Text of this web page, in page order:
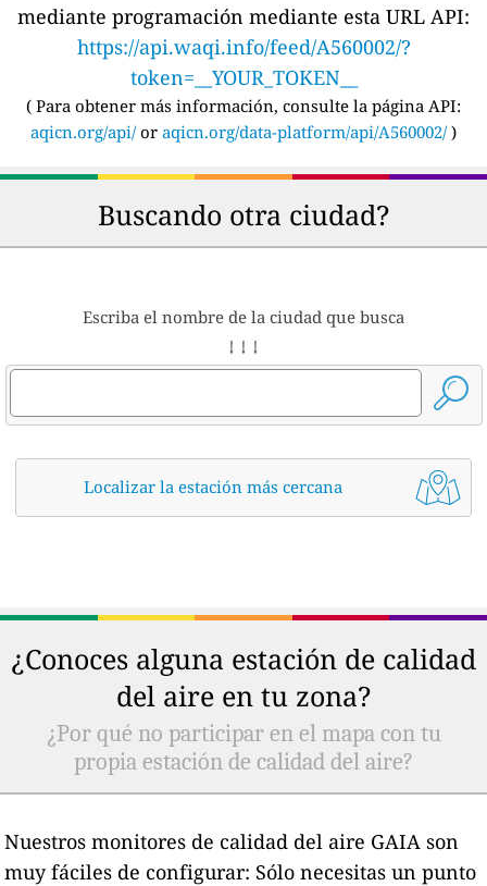
mediante programación mediante esta URL API:
https://api.waqi.info/feed/A560002/?
token=__YOUR_TOKEN__
( Para obtener más información, consulte la página API:
aqicn.org/api/or aqicn.org/data-platform/api/A560002/)
Buscando otra ciudad?
Escriba el nombre de la ciudad que busca
↓ ↓ ↓
Localizar la estación más cercana
¿Conoces alguna estación de calidad
del aire en tu zona?
¿Por qué no participar en el mapa con tu
propia estación de calidad del aire?
Nuestros monitores de calidad del aire GAIA son
muy fáciles de configurar: Sólo necesitas un punto